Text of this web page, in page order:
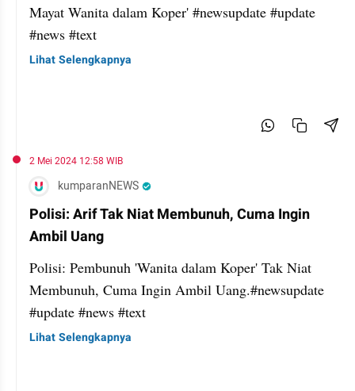
Mayat Wanita dalam Koper' #newsupdate #update
#news #text
Lihat Selengkapnya
2 Mei 2024 12:58 WIB
kumparanNEWS
Polisi: Arif Tak Niat Membunuh, Cuma Ingin
Ambil Uang
Polisi: Pembunuh 'Wanita dalam Koper' Tak Niat
Membunuh, Cuma Ingin Ambil Uang.#newsupdate
#update #news #text
Lihat Selengkapnya